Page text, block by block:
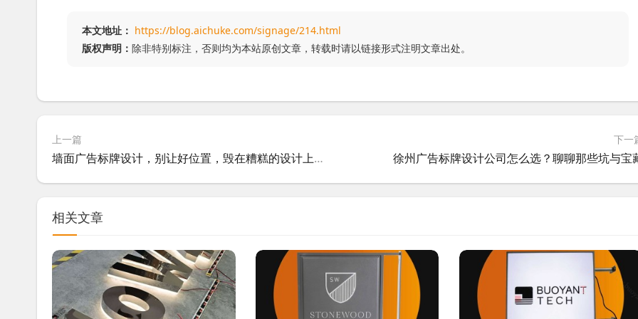
本文地址： https://blog.aichuke.com/signage/214.html
版权声明： 除非特别标注，否则均为本站原创文章，转载时请以链接形式注明文章出处。
上一篇
墙面广告标牌设计，别让好位置，毁在糟糕的设计上！
下一
徐州广告标牌设计公司怎么选？聊聊那些坑与宝
相关文章